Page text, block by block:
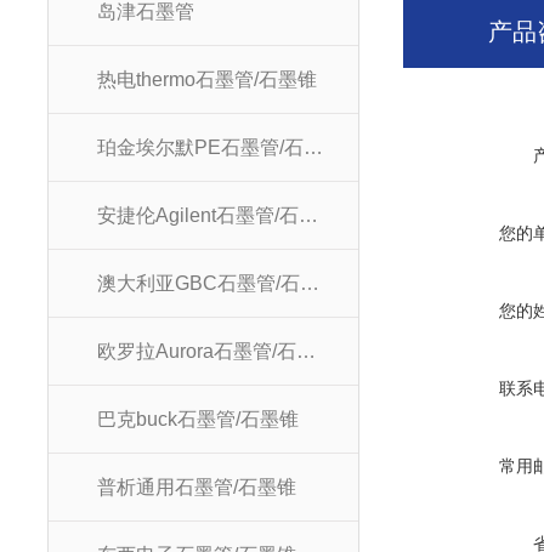
岛津石墨管
热电thermo石墨管/石墨锥
珀金埃尔默PE石墨管/石墨锥
安捷伦Agilent石墨管/石墨锥
澳大利亚GBC石墨管/石墨锥
欧罗拉Aurora石墨管/石墨锥
巴克buck石墨管/石墨锥
普析通用石墨管/石墨锥
产品
您的
您的
联系
常用